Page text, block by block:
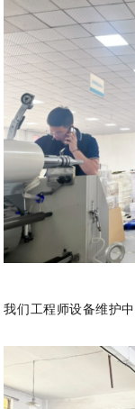
我们工程师设备维护中